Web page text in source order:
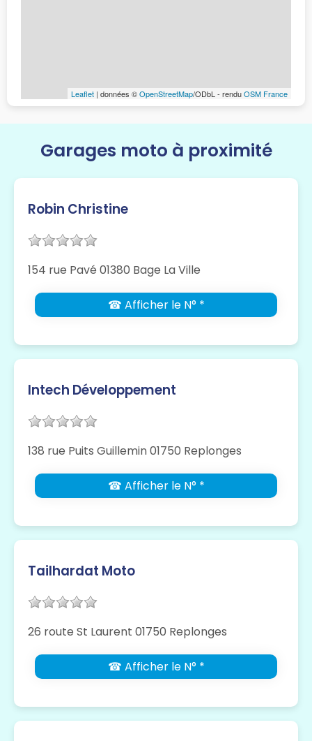
Leaflet | données ©OpenStreetMap/ODbL - renduOSM France
Garages moto à proximité
Robin Christine
154 rue Pavé 01380 Bage La Ville
☎ Afficher le N° *
Intech Développement
138 rue Puits Guillemin 01750 Replonges
☎ Afficher le N° *
Tailhardat Moto
26 route St Laurent 01750 Replonges
☎ Afficher le N° *